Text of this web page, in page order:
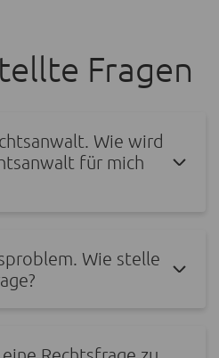
Fragen
Wie wird
für mich
Wie stelle